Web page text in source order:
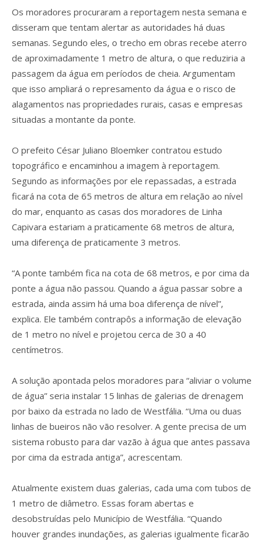
Os moradores procuraram a reportagem nesta semana e
disseram que tentam alertar as autoridades há duas
semanas. Segundo eles, o trecho em obras recebe aterro
de aproximadamente 1 metro de altura, o que reduziria a
passagem da água em períodos de cheia. Argumentam
que isso ampliará o represamento da água e o risco de
alagamentos nas propriedades rurais, casas e empresas
situadas a montante da ponte.
O prefeito César Juliano Bloemker contratou estudo
topográfico e encaminhou a imagem à reportagem.
Segundo as informações por ele repassadas, a estrada
ficará na cota de 65 metros de altura em relação ao nível
do mar, enquanto as casas dos moradores de Linha
Capivara estariam a praticamente 68 metros de altura,
uma diferença de praticamente 3 metros.
“A ponte também fica na cota de 68 metros, e por cima da
ponte a água não passou. Quando a água passar sobre a
estrada, ainda assim há uma boa diferença de nível”,
explica. Ele também contrapôs a informação de elevação
de 1 metro no nível e projetou cerca de 30 a 40
centímetros.
A solução apontada pelos moradores para “aliviar o volume
de água” seria instalar 15 linhas de galerias de drenagem
por baixo da estrada no lado de Westfália. “Uma ou duas
linhas de bueiros não vão resolver. A gente precisa de um
sistema robusto para dar vazão à água que antes passava
por cima da estrada antiga”, acrescentam.
Atualmente existem duas galerias, cada uma com tubos de
1 metro de diâmetro. Essas foram abertas e
desobstruídas pelo Município de Westfália. “Quando
houver grandes inundações, as galerias igualmente ficarão